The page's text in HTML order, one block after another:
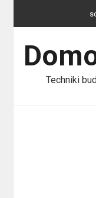
Techniki